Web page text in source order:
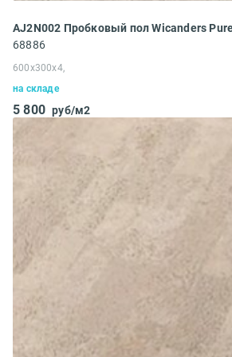
68886
600x300x4,
на складе
5 800 руб/м2